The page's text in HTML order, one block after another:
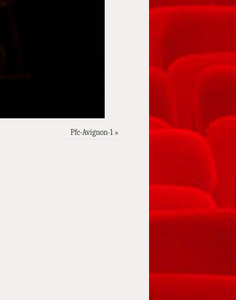
Pfc-Avignon-1 »